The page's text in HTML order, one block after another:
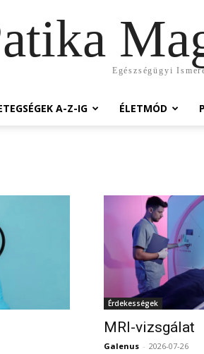
Egészségügyi
A-Z-IG ÉLETMÓD
Érdekességek
MRI-vizsgálat
Galenus - 2026-07-26